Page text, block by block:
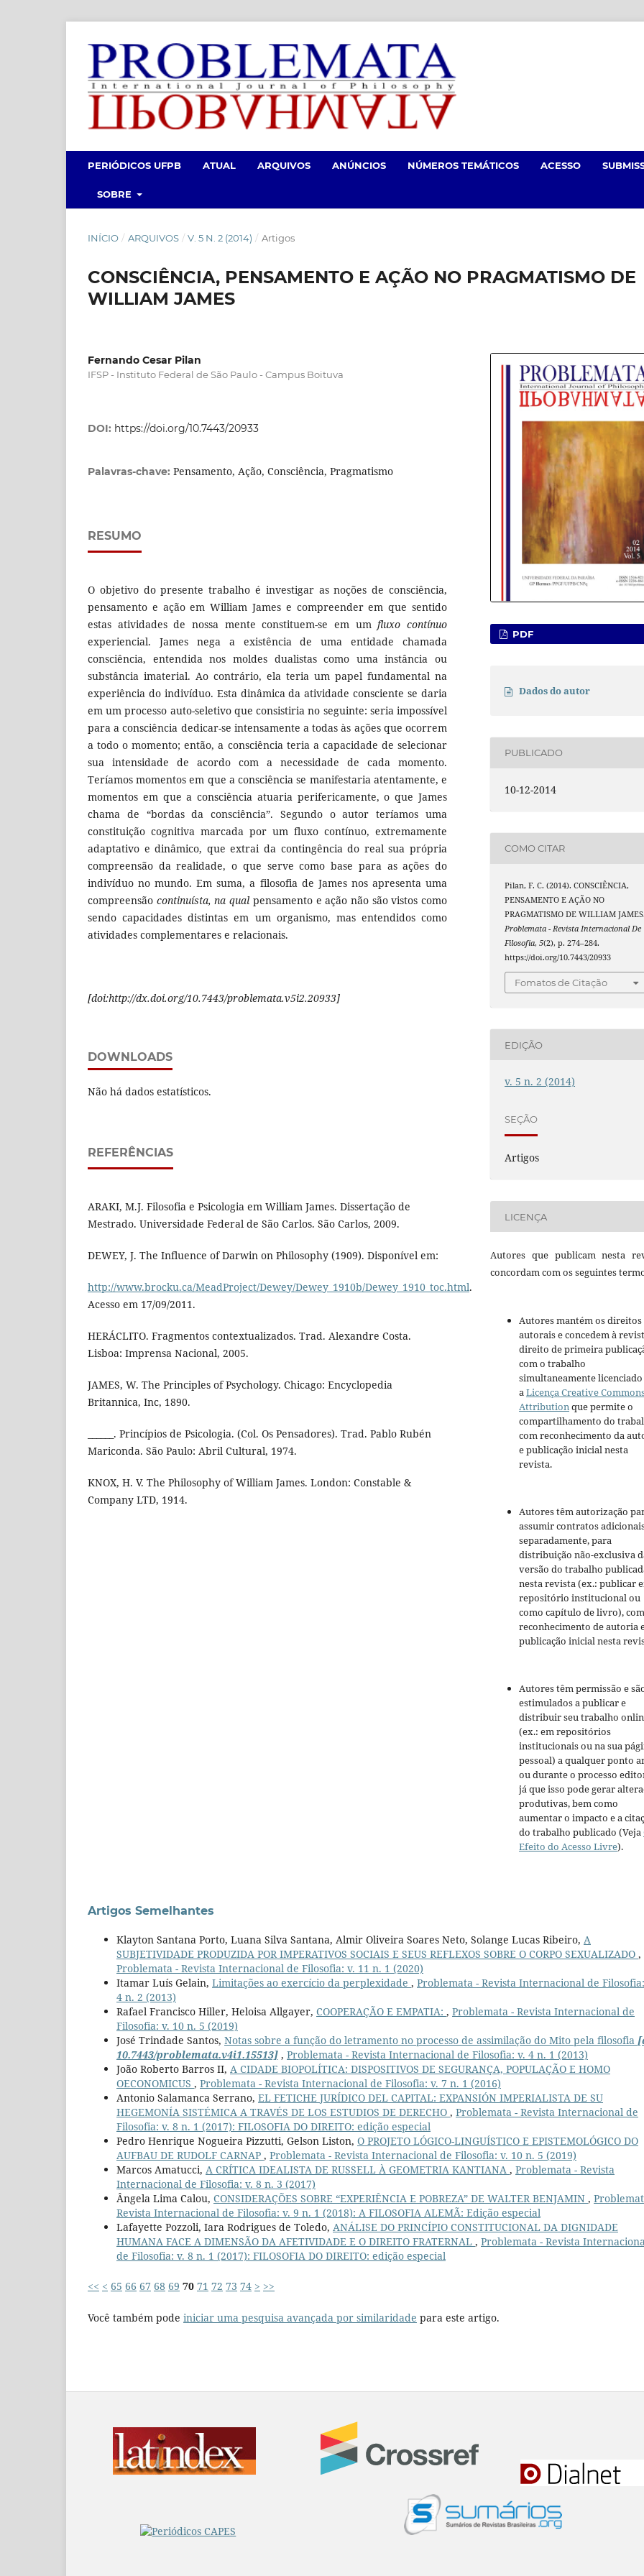
PERIÓDICOS UFPB ATUAL ARQUIVOS ANÚNCIOS NÚMEROS TEMÁTICOS ACESSO
SOBRE
INÍCIO / ARQUIVOS / V. 5 N. 2 (2014) / Artigos
CONSCIÊNCIA, PENSAMENTO E AÇÃO NO PRAGMATISMO DE
WILLIAM JAMES
Fernando Cesar Pilan
IFSP - Instituto Federal de São Paulo - Campus Boituva
DOI: https://doi.org/10.7443/20933
Palavras-chave: Pensamento, Ação, Consciência, Pragmatismo
RESUMO
O objetivo do presente trabalho é investigar as noções de consciência,
pensamento e ação em William James e compreender em que sentido
estas atividades de nossa mente constituem-se em umfluxo contínuo
experiencial. James nega a existência de uma entidade chamada
consciência, entendida nos moldes dualistas como uma instância ou
substância imaterial. Ao contrário, ela teria um papel fundamental na
experiência do indivíduo. Esta dinâmica da atividade consciente se daria
em um processo auto-seletivo que consistiria no seguinte: seria impossível
para a consciência dedicar-se intensamente a todas às ações que ocorrem
a todo o momento; então, a consciência teria a capacidade de selecionar
sua intensidade de acordo com a necessidade de cada momento.
Teríamos momentos em que a consciência se manifestaria atentamente, e
momentos em que a consciência atuaria perifericamente, o que James
chama de “bordas da consciência”. Segundo o autor teríamos uma
constituição cognitiva marcada por um fluxo contínuo, extremamente
adaptativo e dinâmico, que extrai da contingência do real sua própria
compreensão da realidade, o que serve como base para as ações do
indivíduo no mundo. Em suma, a filosofia de James nos apresenta uma
compreensão continuísta, na qual pensamento e ação não são vistos como
sendo capacidades distintas em um organismo, mas entendidos como
atividades complementares e relacionais.
[doi:http://dx.doi.org/10.7443/problemata.v5i2.20933]
DOWNLOADS
Não há dados estatísticos.
REFERÊNCIAS
ARAKI, M.J. Filosofia e Psicologia em William James. Dissertação de
Mestrado. Universidade Federal de São Carlos. São Carlos, 2009.
DEWEY, J. The Influence of Darwin on Philosophy (1909). Disponível em:
http://www.brocku.ca/MeadProject/Dewey/Dewey_1910b/Dewey_1910_toc.html.
Acesso em 17/09/2011.
HERÁCLITO. Fragmentos contextualizados. Trad. Alexandre Costa.
Lisboa: Imprensa Nacional, 2005.
JAMES, W. The Principles of Psychology. Chicago: Encyclopedia
Britannica, Inc, 1890.
______. Princípios de Psicologia. (Col. Os Pensadores). Trad. Pablo Rubén
Mariconda. São Paulo: Abril Cultural, 1974.
KNOX, H. V. The Philosophy of William James. London: Constable &
Company LTD, 1914.
PDF
Dados do autor
PUBLICADO
10-12-2014
COMO CITAR
Pilan, F. C. (2014). CONSCIÊNCIA,
PENSAMENTO E AÇÃO NO
PRAGMATISMO DE WILLIAM
Problemata - Revista Internacional De
Filosofia,5(2), p. 274–284.
https://doi.org/10.7443/20933
Fomatos de Citação
EDIÇÃO
v. 5 n. 2 (2014)
SEÇÃO
Artigos
LICENÇA
Autores que publicam nesta
concordam com os seguintes
Autores mantém os direitos
autorais e concedem à
direito de primeira
com o trabalho
simultaneamente
a Licença Creative
Attribution que permite o
compartilhamento do
com reconhecimento da
e publicação inicial nesta
revista.
Autores têm autorização
assumir contratos
separadamente, para
distribuição não-exclusiva
versão do trabalho
nesta revista (ex.: publicar
repositório institucional ou
como capítulo de livro), com
reconhecimento de autoria
publicação inicial nesta
Autores têm permissão e
estimulados a publicar e
distribuir seu trabalho
(ex.: em repositórios
institucionais ou na sua
pessoal) a qualquer ponto
ou durante o processo
já que isso pode gerar
produtivas, bem como
aumentar o impacto e a
do trabalho publicado (Veja
Efeito do Acesso Livre).
Artigos Semelhantes
Klayton Santana Porto, Luana Silva Santana, Almir Oliveira Soares Neto, Solange Lucas Ribeiro, A
SUBJETIVIDADE PRODUZIDA POR IMPERATIVOS SOCIAIS E SEUS REFLEXOS SOBRE O CORPO SEXUALIZADO ,
Problemata - Revista Internacional de Filosofia: v. 11 n. 1 (2020)
Itamar Luís Gelain, Limitações ao exercício da perplexidade , Problemata - Revista Internacional de
4 n. 2 (2013)
Rafael Francisco Hiller, Heloisa Allgayer, COOPERAÇÃO E EMPATIA: , Problemata - Revista Internacional de
Filosofia: v. 10 n. 5 (2019)
José Trindade Santos, Notas sobre a função do letramento no processo de assimilação do Mito pela filosofia
10.7443/problemata.v4i1.15513] , Problemata - Revista Internacional de Filosofia: v. 4 n. 1 (2013)
João Roberto Barros II, A CIDADE BIOPOLÍTICA: DISPOSITIVOS DE SEGURANÇA, POPULAÇÃO E HOMO
OECONOMICUS , Problemata - Revista Internacional de Filosofia: v. 7 n. 1 (2016)
Antonio Salamanca Serrano, EL FETICHE JURÍDICO DEL CAPITAL: EXPANSIÓN IMPERIALISTA DE SU
HEGEMONÍA SISTÉMICA A TRAVÉS DE LOS ESTUDIOS DE DERECHO , Problemata - Revista Internacional de
Filosofia: v. 8 n. 1 (2017): FILOSOFIA DO DIREITO: edição especial
Pedro Henrique Nogueira Pizzutti, Gelson Liston, O PROJETO LÓGICO-LINGUÍSTICO E EPISTEMOLÓGICO DO
AUFBAU DE RUDOLF CARNAP , Problemata - Revista Internacional de Filosofia: v. 10 n. 5 (2019)
Marcos Amatucci, A CRÍTICA IDEALISTA DE RUSSELL À GEOMETRIA KANTIANA , Problemata - Revista
Internacional de Filosofia: v. 8 n. 3 (2017)
Ângela Lima Calou, CONSIDERAÇÕES SOBRE “EXPERIÊNCIA E POBREZA” DE WALTER BENJAMIN ,
Revista Internacional de Filosofia: v. 9 n. 1 (2018): A FILOSOFIA ALEMÃ: Edição especial
Lafayette Pozzoli, Iara Rodrigues de Toledo, ANÁLISE DO PRINCÍPIO CONSTITUCIONAL DA DIGNIDADE
HUMANA FACE A DIMENSÃO DA AFETIVIDADE E O DIREITO FRATERNAL , Problemata - Revista
de Filosofia: v. 8 n. 1 (2017): FILOSOFIA DO DIREITO: edição especial
<< < 65 66 67 68 69 70 71 72 73 74 > >>
Você também pode iniciar uma pesquisa avançada por similaridade para este artigo.